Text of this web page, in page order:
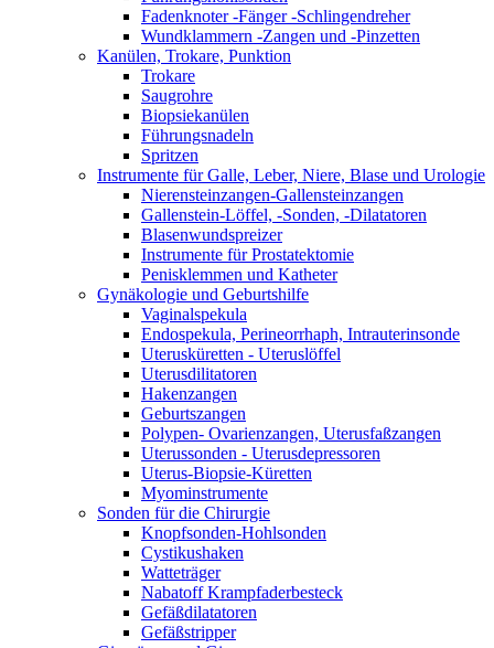
Fadenknoter -Fänger -Schlingendreher
Wundklammern -Zangen und -Pinzetten
Kanülen, Trokare, Punktion
Trokare
Saugrohre
Biopsiekanülen
Führungsnadeln
Spritzen
Instrumente für Galle, Leber, Niere, Blase und Urologie
Nierensteinzangen-Gallensteinzangen
Gallenstein-Löffel, -Sonden, -Dilatatoren
Blasenwundspreizer
Instrumente für Prostatektomie
Penisklemmen und Katheter
Gynäkologie und Geburtshilfe
Vaginalspekula
Endospekula, Perineorrhaph, Intrauterinsonde
Uterusküretten - Uteruslöffel
Uterusdilitatoren
Hakenzangen
Geburtszangen
Polypen- Ovarienzangen, Uterusfaßzangen
Uterussonden - Uterusdepressoren
Uterus-Biopsie-Küretten
Myominstrumente
Sonden für die Chirurgie
Knopfsonden-Hohlsonden
Cystikushaken
Watteträger
Nabatoff Krampfaderbesteck
Gefäßdilatatoren
Gefäßstripper